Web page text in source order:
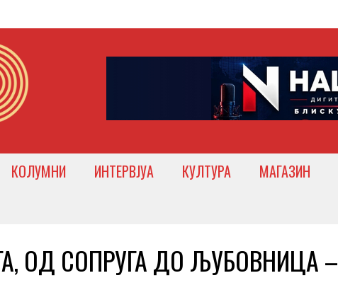
КОЛУМНИ ИНТЕРВЈУА КУЛТУРА МАГАЗИН
ОД СОПРУГА ДО ЉУБОВНИЦА –